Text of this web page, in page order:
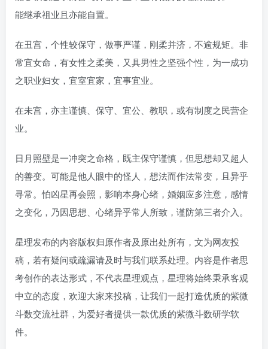
能继承祖业且亦能自置。
在丑宫，个性较保守，做事严谨，刚柔并济，不逾规矩。非
常宜女命，有女性之柔美，又具男性之坚强个性，为一成功
之职业妇女，宜室宜家，宜事宜业。
在未宫，亦主谨慎、保守、宜公、教职，或有制度之民营企
业。
日月照壁是一冲突之命格，既主保守谨慎，但思想却又超人
的善变。可能是他人眼中的怪人，想法而作法常变，且异乎
寻常。怕凶星再会照，影响本身心绪，婚姻应多注意，感情
之变化，乃因思想、心绪异乎常人所致，谨防第三者介入。
星理发布的内容版权归原作者及原出处所有，文为网友投
稿，若有疑问或疏漏请及时与我们联系处理。内容是作者思
考创作的表达形式，不代表星理观点，星理将始终秉承客观
中立的态度，欢迎大家来投稿，让我们一起打造优质的紫微
斗数交流社群，为爱好者提供一款优质的紫微斗数研学软
件。